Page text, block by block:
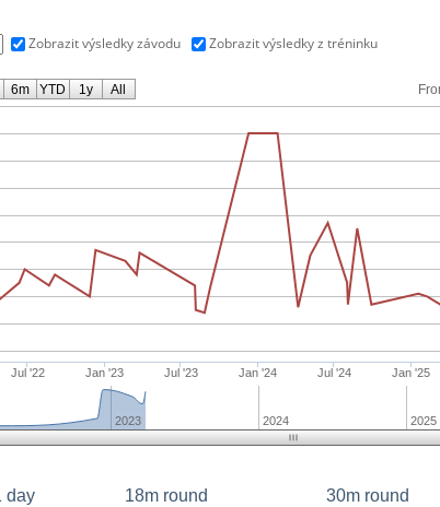
Zobrazit výsledky závodu
Zobrazit výsledky z tréninku
Jul '22 Jan '23 Jul '23 Jan '24 Jul '24 Jan '25
2023 2024 2025
6m YTD 1y All
day
18m round 30m round